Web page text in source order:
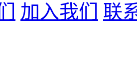
加入我们 联